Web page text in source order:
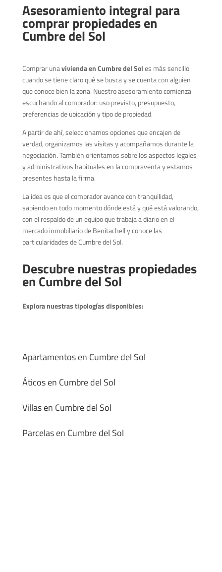
Asesoramiento integral para
comprar propiedades en
Cumbre del Sol
Comprar unavivienda en Cumbre del Soles más sencillo
cuando se tiene claro qué se busca y se cuenta con alguien
que conoce bien la zona. Nuestro asesoramiento comienza
escuchando al comprador: uso previsto, presupuesto,
preferencias de ubicación y tipo de propiedad.
A partir de ahí, seleccionamos opciones que encajen de
verdad, organizamos las visitas y acompañamos durante la
negociación. También orientamos sobre los aspectos legales
y administrativos habituales en la compraventa y estamos
presentes hasta la firma.
La idea es que el comprador avance con tranquilidad,
sabiendo en todo momento dónde está y qué está valorando,
con el respaldo de un equipo que trabaja a diario en el
mercado inmobiliario de Benitachell y conoce las
particularidades de Cumbre del Sol.
Descubre nuestras propiedades
en Cumbre del Sol
Explora nuestras tipologías disponibles:
Apartamentos en Cumbre del Sol
Áticos en Cumbre del Sol
Villas en Cumbre del Sol
Parcelas en Cumbre del Sol